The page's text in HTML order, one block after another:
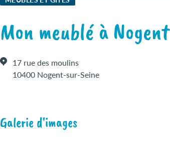
Mon meublé à Nogent
17 rue des moulins
10400 Nogent-sur-Seine
Galerie d'images